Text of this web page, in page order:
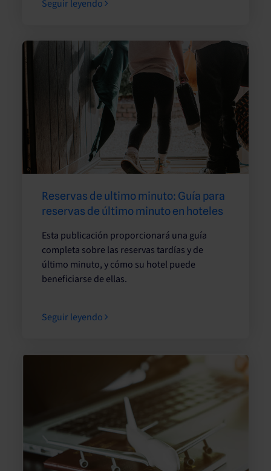
Seguir leyendo
Reservas de ultimo minuto: Guía para
reservas de último minuto en hoteles
Esta publicación proporcionará una guía
completa sobre las reservas tardías y de
último minuto, y cómo su hotel puede
beneficiarse de ellas.
Seguir leyendo